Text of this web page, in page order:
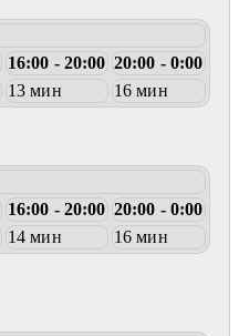
16:00 - 20:00 20:00 - 0:00
13 мин 16 мин
16:00 - 20:00 20:00 - 0:00
14 мин
16 мин